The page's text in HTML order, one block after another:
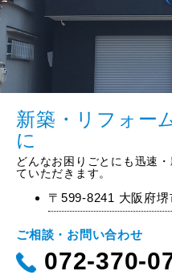
新築・リフォー
に
どんなお困りごとにも迅速
ていただきます。
〒599-8241 大阪府
ご相談・お問い合わせ
072-370-